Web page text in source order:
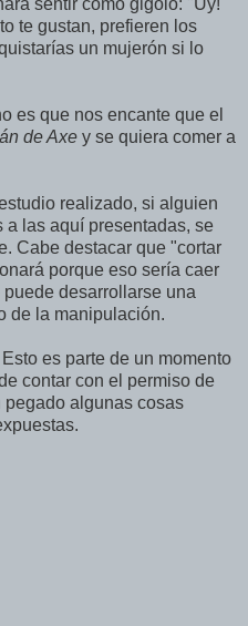
te gustan, prefieren los
un mujerón si lo
es que nos encante que el
de Axe y se quiera comer a
realizado, si alguien
a las aquí presentadas, se
Cabe destacar que "cortar
porque eso sería caer
desarrollarse una
de la manipulación.
es parte de un momento
contar con el permiso de
algunas cosas